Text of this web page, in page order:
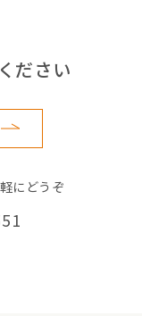
ださい
にどうぞ